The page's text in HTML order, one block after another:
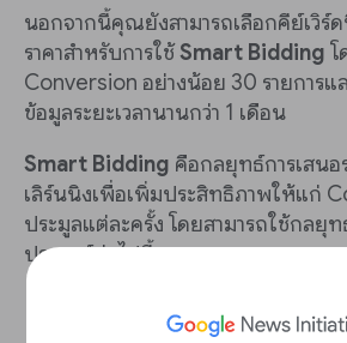
นอกจากนี้คุณยังสามารถเลือกคีย์เวิร์
ราคาสำหรับการใช้Smart Bidding
Conversion อย่างน้อย 30 รายการแ
ข้อมูลระยะเวลานานกว่า 1 เดือน
Smart Bidding คือกลยุทธ์การเสน
เลิร์นนิงเพื่อเพิ่มประสิทธิภาพให้แก่
ประมูลแต่ละครั้ง โดยสามารถใช้กลยุ
ประสงค์ต่อไปนี้
ราคาเสนอเพื่อให้ได้ผู้ใช้ที่เหม